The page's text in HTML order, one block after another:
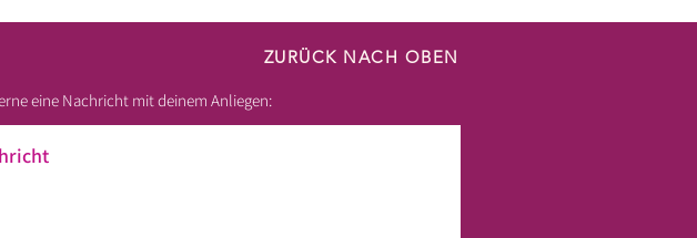
ZURÜCK NACH OBEN
eine Nachricht mit deinem Anliegen: